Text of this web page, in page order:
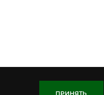
ПРИНЯТЬ